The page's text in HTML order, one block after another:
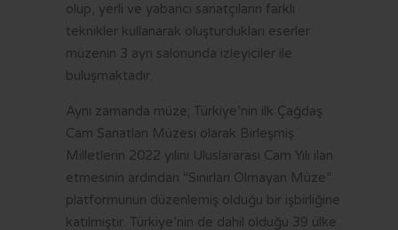
LOGOLAR
CV BANKASI
MEZARLIK BİLGİ SİSTEMİ
E-DEVLET
TARİFELER
OTOBÜS SAATLERİ
TRAMVAY SAATLERİ
olup, yerli ve yabancı sanatçıların farklı
teknikler kullanarak oluşturdukları eserler
müzenin 3 ayrı salonunda izleyiciler ile
buluşmaktadır.
Aynı zamanda müze; Türkiye’nin ilk Çağdaş
Cam Sanatları Müzesi olarak Birleşmiş
Milletlerin 2022 yılını Uluslararası Cam Yılı ilan
etmesinin ardından “Sınırları Olmayan Müze”
platformunun düzenlemiş olduğu bir işbirliğine
katılmıştır. Türkiye’nin de dahil olduğu 39 ülke